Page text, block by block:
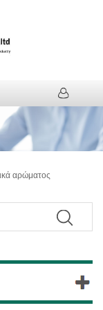
αρώματος